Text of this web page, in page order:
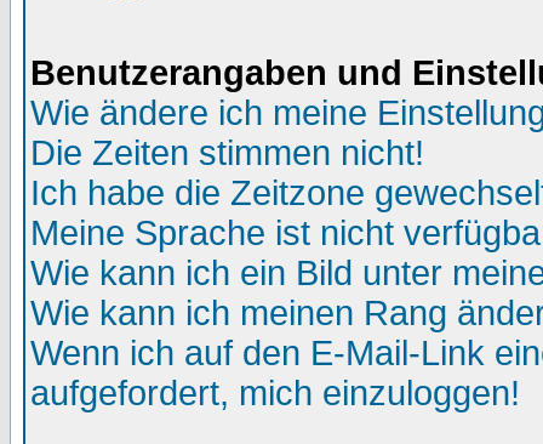
Benutzerangaben und
Wie ändere ich meine
Die Zeiten stimmen nicht!
Ich habe die Zeitzone
Meine Sprache ist nicht
Wie kann ich ein Bild unter
Wie kann ich meinen Rang
Wenn ich auf den E-Mail-Link
aufgefordert, mich einzuloggen!